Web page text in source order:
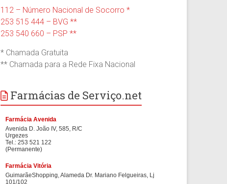
112 – Número Nacional de Socorro *
253 515 444 – BVG **
253 540 660 – PSP **
* Chamada Gratuita
** Chamada para a Rede Fixa Nacional
Farmácias de Serviço.net